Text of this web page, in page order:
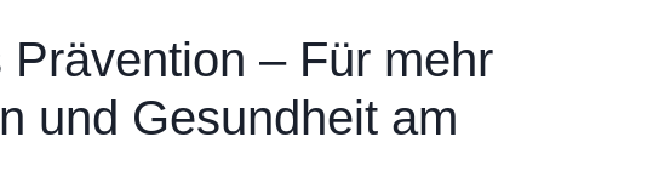
Prävention – Für mehr
und Gesundheit am